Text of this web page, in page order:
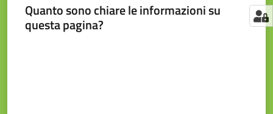
Quanto sono chiare le informazioni su
questa pagina?